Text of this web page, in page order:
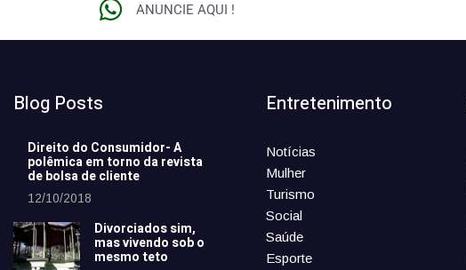
ANUNCIE AQUI !
Blog Posts
Direito do Consumidor- A
polêmica em torno da revista
de bolsa de cliente
12/10/2018
Divorciados sim,
mas vivendo sob o
mesmo teto
Entretenimento
Notícias
Mulher
Turismo
Social
Saúde
Esporte